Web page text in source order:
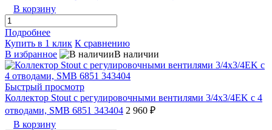
В корзину
Подробнее
Купить в 1 клик К сравнению
В избранное
В наличии
Быстрый просмотр
Коллектор Stout с регулировочными вентилями 3/4x3/4EK с 4
отводами, SMB 6851 343404 2 960 ₽
В корзину